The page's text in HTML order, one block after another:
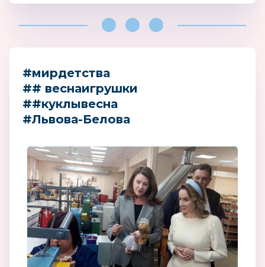
#мирдетства
## веснаигрушки
##куклывесна
#Львова-Белова